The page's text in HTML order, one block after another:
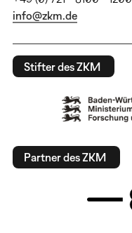
info@zkm.de
Stifter des ZKM
Partner des ZKM